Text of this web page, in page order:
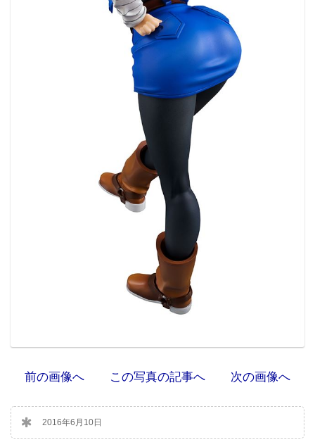
前の画像へ この写真の記事へ 次の画像へ
2016年6月10日